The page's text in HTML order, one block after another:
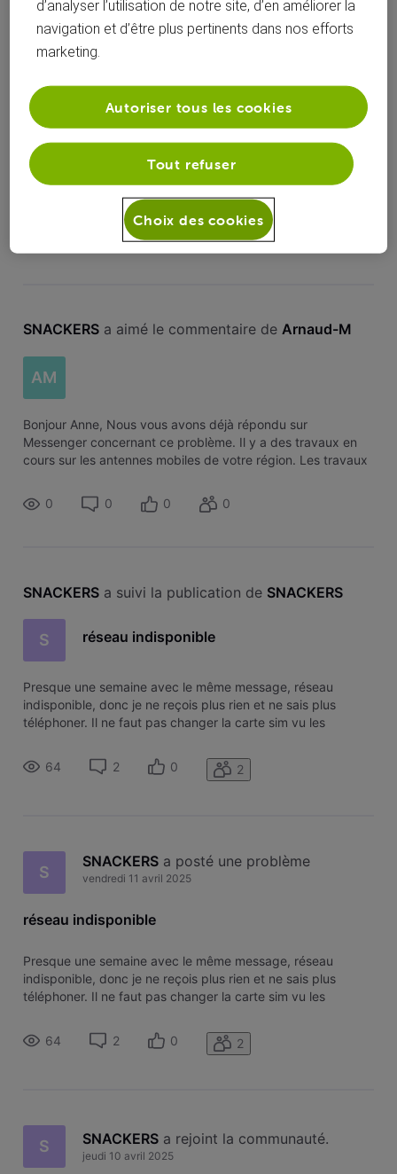
activités
SNACKERS a commenté sur la publication de
SNACKERS
Presque une semaine avec le même message, réseau
indisponible, donc je ne reçois plus rien et ne sais plus
téléphoner. Il ne faut pas changer la carte sim vu les
changements avec orange ?
SNACKERS a aimé le commentaire de Arnaud-M
AM
Bonjour Anne, Nous vous avons déjà répondu sur
Messenger concernant ce problème. Il y a des travaux en
cours sur les antennes mobiles de votre région. Les travaux
nécessaire de changer la
0 0 0 0
SNACKERS a suivi la publication de SNACKERS
S réseau indisponible
Presque une semaine avec le même message, réseau
indisponible, donc je ne reçois plus rien et ne sais plus
téléphoner. Il ne faut pas changer la carte sim vu les
64
2 0 2
S
SNACKERS a posté une problème
vendredi 11 avril 2025
réseau indisponible
Presque une semaine avec le même message, réseau
indisponible, donc je ne reçois plus rien et ne sais plus
téléphoner. Il ne faut pas changer la carte sim vu les
64
2 0 2
S SNACKERS a rejoint la communauté.
jeudi 10 avril 2025
d’analyser l’utilisation de notre site, d’en améliorer la
navigation et d’être plus pertinents dans nos efforts
marketing.
Tout refuser
Autoriser tous les cookies
Choix des cookies